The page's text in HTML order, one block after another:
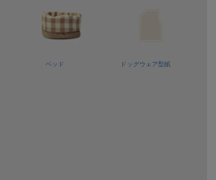
ベッド ドッグウェア型紙